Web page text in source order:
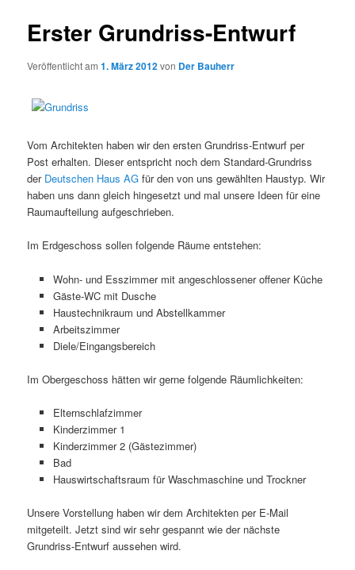
Erster Grundriss-Entwurf
Veröffentlicht am1. März 2012von Der Bauherr
Vom Architekten haben wir den ersten Grundriss-Entwurf per
Post erhalten. Dieser entspricht noch dem Standard-Grundriss
der Deutschen Haus AG für den von uns gewählten Haustyp. Wir
haben uns dann gleich hingesetzt und mal unsere Ideen für eine
Raumaufteilung aufgeschrieben.
Im Erdgeschoss sollen folgende Räume entstehen:
Wohn- und Esszimmer mit angeschlossener offener Küche
Gäste-WC mit Dusche
Haustechnikraum und Abstellkammer
Arbeitszimmer
Diele/Eingangsbereich
Im Obergeschoss hätten wir gerne folgende Räumlichkeiten:
Elternschlafzimmer
Kinderzimmer 1
Kinderzimmer 2 (Gästezimmer)
Bad
Hauswirtschaftsraum für Waschmaschine und Trockner
Unsere Vorstellung haben wir dem Architekten per E-Mail
mitgeteilt. Jetzt sind wir sehr gespannt wie der nächste
Grundriss-Entwurf aussehen wird.